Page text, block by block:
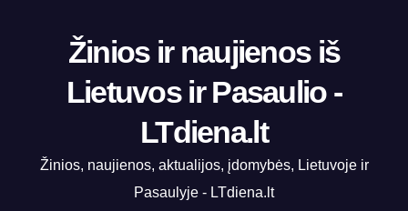
Žinios ir naujienos iš
Lietuvos ir Pasaulio -
LTdiena.lt
Žinios, naujienos, aktualijos, įdomybės, Lietuvoje ir
Pasaulyje - LTdiena.lt